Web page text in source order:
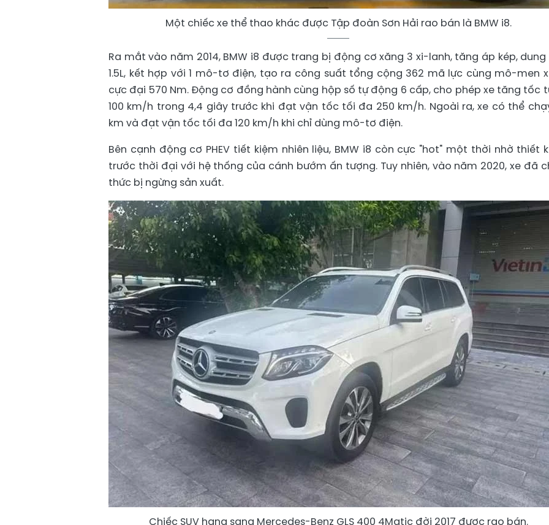
Một chiếc xe thể thao khác được Tập đoàn Sơn Hải rao bán là BMW i8.
Ra mắt vào năm 2014, BMW i8 được trang bị động cơ xăng 3 xi-lanh, tăng áp kép,
1.5L, kết hợp với 1 mô-tơ điện, tạo ra công suất tổng cộng 362 mã lực cùng mô-men
cực đại 570 Nm. Động cơ đồng hành cùng hộp số tự động 6 cấp, cho phép xe tăng tốc
100 km/h trong 4,4 giây trước khi đạt vận tốc tối đa 250 km/h. Ngoài ra, xe có thể
km và đạt vận tốc tối đa 120 km/h khi chỉ dùng mô-tơ điện.
Bên cạnh động cơ PHEV tiết kiệm nhiên liệu, BMW i8 còn cực "hot" một thời nhờ thiết
trước thời đại với hệ thống của cánh bướm ấn tượng. Tuy nhiên, vào năm 2020, xe đã
thức bị ngừng sản xuất.
Chiếc SUV hạng sang Mercedes-Benz GLS 400 4Matic đời 2017 được rao bán.